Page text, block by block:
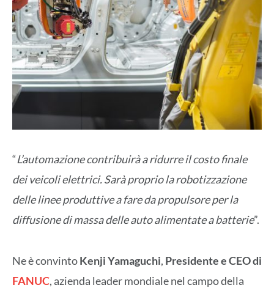
“L’automazione contribuirà a ridurre il costo finale
dei veicoli elettrici. Sarà proprio la robotizzazione
delle linee produttive a fare da propulsore per la
diffusione di massa delle auto alimentate a batterie”.
Ne è convintoKenji Yamaguchi, Presidente e CEO di
FANUC, azienda leader mondiale nel campo della